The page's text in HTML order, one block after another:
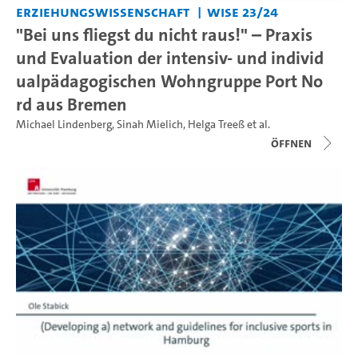
Erziehungswissenschaft WiSe 23/24
"Bei uns fliegst du nicht raus!" – Praxis
und Evaluation der intensiv- und individ
ualpädagogischen Wohngruppe Port No
rd aus Bremen
Michael Lindenberg,Sinah Mielich, Helga Treeßet al.
Öffnen